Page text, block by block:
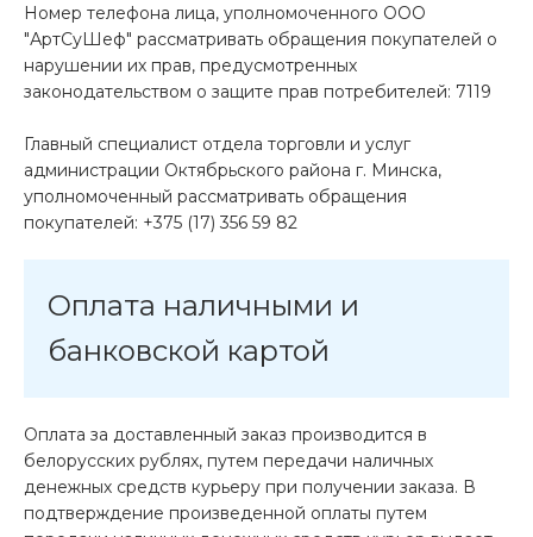
Номер телефона лица, уполномоченного ООО
"АртСуШеф" рассматривать обращения покупателей о
нарушении их прав, предусмотренных
законодательством о защите прав потребителей: 7119
Главный специалист отдела торговли и услуг
администрации Октябрьского района г. Минска,
уполномоченный рассматривать обращения
покупателей: +375 (17) 356 59 82
Оплата наличными и
банковской картой
Оплата за доставленный заказ производится в
белорусских рублях, путем передачи наличных
денежных средств курьеру при получении заказа. В
подтверждение произведенной оплаты путем